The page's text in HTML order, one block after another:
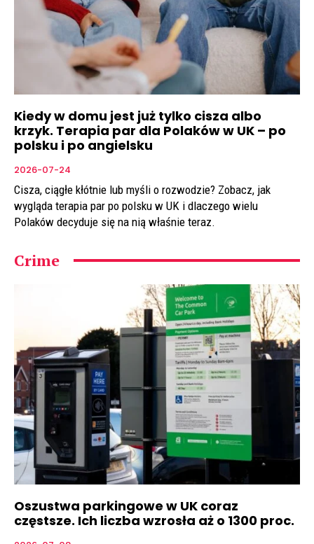
Kiedy w domu jest już tylko cisza albo
krzyk. Terapia par dla Polaków w UK – po
polsku i po angielsku
2026-07-24
Cisza, ciągłe kłótnie lub myśli o rozwodzie? Zobacz, jak
wygląda terapia par po polsku w UK i dlaczego wielu
Polaków decyduje się na nią właśnie teraz.
Crime
Oszustwa parkingowe w UK coraz
częstsze. Ich liczba wzrosła aż o 1300 proc.